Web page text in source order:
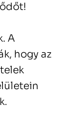
A
hogy az